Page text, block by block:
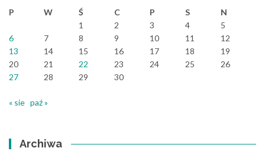
P
W Ś C P S
N
1
2 3 4
5
6
7 8 9 10 11
12
13
14 15 16 17 18
19
20
21 22 23 24 25
26
27
28 29 30
« sie paź »
Archiwa